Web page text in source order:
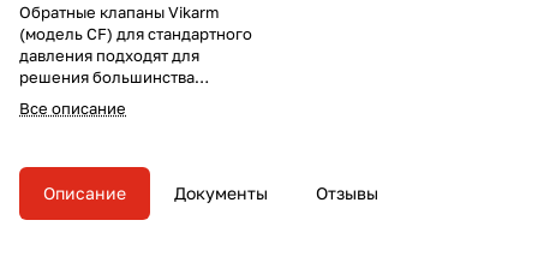
Обратные клапаны Vikarm
(модель CF) для стандартного
давления подходят для
решения большинства
промышленных задач.
Все описание
Описание Документы Отзывы